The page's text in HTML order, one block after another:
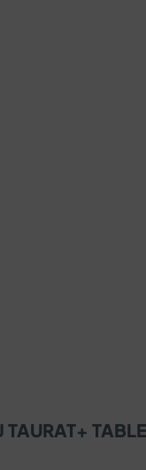
TAURAT+